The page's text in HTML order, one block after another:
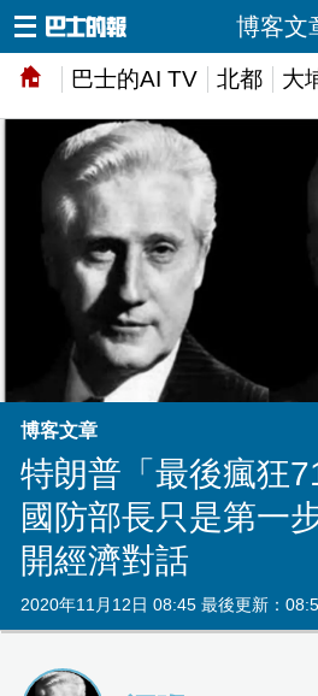
巴士的AI TV 北都 大
博客文
博客文章
特朗普「最後瘋狂
國防部長只是第一
開經濟對話
2020年11月12日 08:45 最後更新：